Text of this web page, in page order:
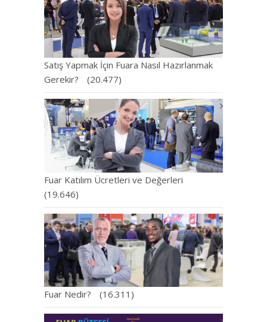
Satış Yapmak İçin Fuara Nasıl Hazırlanmak
Gerekir?
(20.477)
Fuar Katılım Ücretleri ve Değerleri
(19.646)
Fuar Nedir? (16.311)